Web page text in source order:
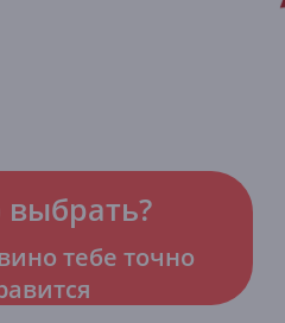
тебе точно